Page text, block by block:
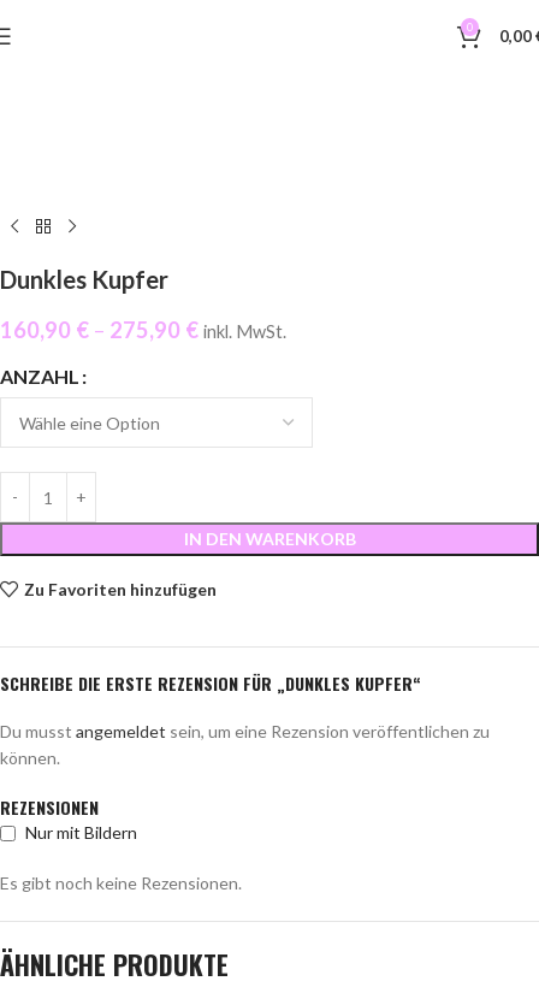
0 0,00
Dunkles Kupfer
160,90 € – 275,90 € inkl. MwSt.
ANZAHL
IN DEN WARENKORB
Zu Favoriten hinzufügen
REZENSIONEN
Nur mit Bildern
Es gibt noch keine Rezensionen.
SCHREIBE DIE ERSTE REZENSION FÜR „DUNKLES KUPFER“
Du musst angemeldet sein, um eine Rezension veröffentlichen zu
können.
ÄHNLICHE PRODUKTE